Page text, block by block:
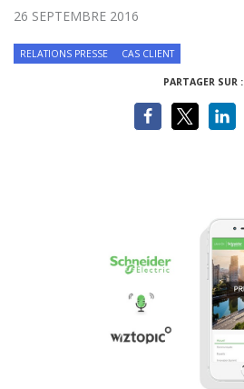
26 SEPTEMBRE 2016
RELATIONS PRESSE CAS CLIENT
PARTAGER SUR :